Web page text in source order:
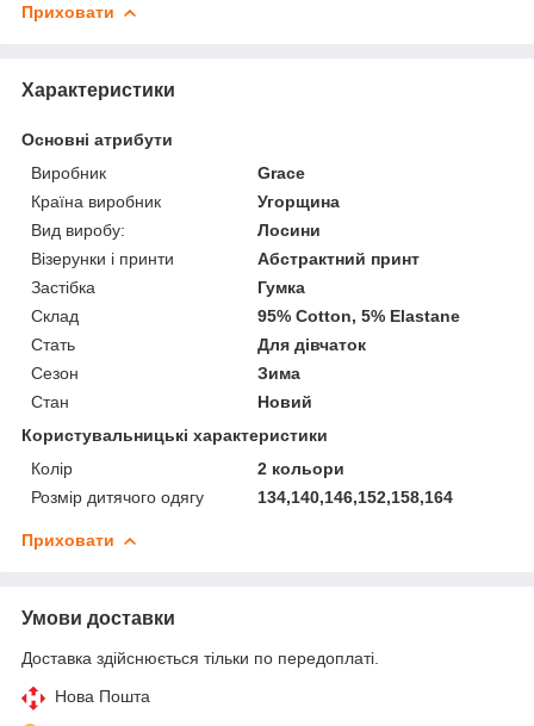
Приховати
Характеристики
Основні атрибути
Виробник
Grace
Країна виробник
Угорщина
Вид виробу:
Лосини
Візерунки і принти
Абстрактний принт
Застібка
Гумка
Склад
95% Cotton, 5% Elastane
Стать
Для дівчаток
Сезон
Зима
Стан
Новий
Користувальницькі характеристики
Колір
2 кольори
Розмір дитячого одягу
134,140,146,152,158,164
Приховати
Умови доставки
Доставка здійснюється тільки по передоплаті.
Нова Пошта